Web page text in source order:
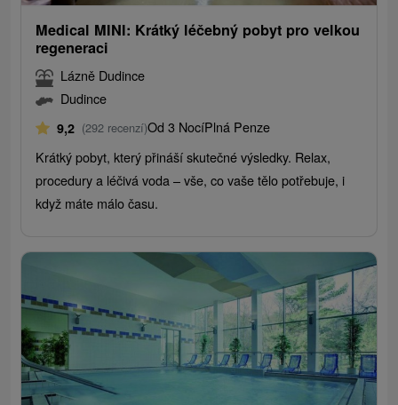
Medical MINI: Krátký léčebný pobyt pro velkou
regeneraci
Lázně Dudince
Dudince
9,2 (292 recenzí)Od 3 NocíPlná Penze
Krátký pobyt, který přináší skutečné výsledky. Relax,
procedury a léčivá voda – vše, co vaše tělo potřebuje, i
když máte málo času.